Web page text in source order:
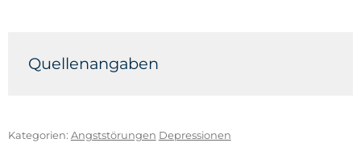
Quellenangaben
Diskriminierungen. Psychiatrie Verlag, Köln.
Kategorien: Angststörungen Depressionen